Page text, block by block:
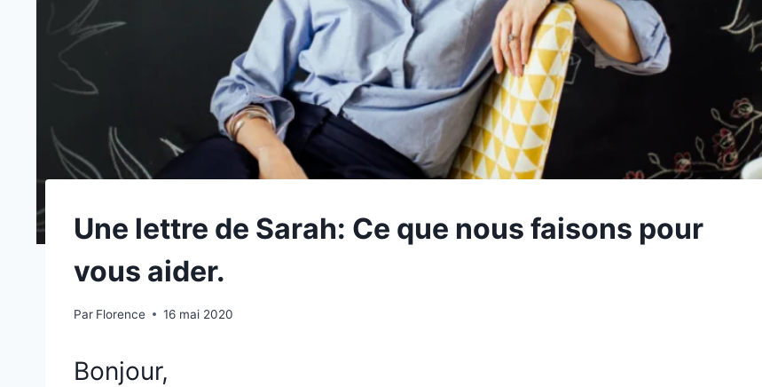
Une lettre de Sarah: Ce que nous faisons pour
vous aider.
Par Florence 16 mai 2020
Bonjour,